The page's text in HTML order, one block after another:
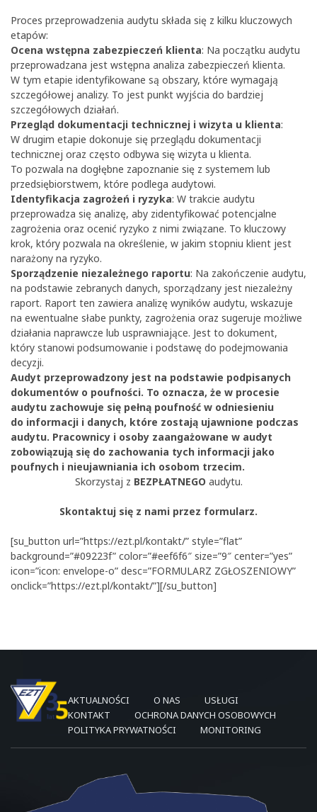
Proces przeprowadzenia audytu składa się z kilku kluczowych
etapów:
Ocena wstępna zabezpieczeń klienta: Na początku audytu
przeprowadzana jest wstępna analiza zabezpieczeń klienta.
W tym etapie identyfikowane są obszary, które wymagają
szczegółowej analizy. To jest punkt wyjścia do bardziej
szczegółowych działań.
Przegląd dokumentacji technicznej i wizyta u klienta:
W drugim etapie dokonuje się przeglądu dokumentacji
technicznej oraz często odbywa się wizyta u klienta.
To pozwala na dogłębne zapoznanie się z systemem lub
przedsiębiorstwem, które podlega audytowi.
Identyfikacja zagrożeń i ryzyka: W trakcie audytu
przeprowadza się analizę, aby zidentyfikować potencjalne
zagrożenia oraz ocenić ryzyko z nimi związane. To kluczowy
krok, który pozwala na określenie, w jakim stopniu klient jest
narażony na ryzyko.
Sporządzenie niezależnego raportu: Na zakończenie audytu,
na podstawie zebranych danych, sporządzany jest niezależny
raport. Raport ten zawiera analizę wyników audytu, wskazuje
na ewentualne słabe punkty, zagrożenia oraz sugeruje możliwe
działania naprawcze lub usprawniające. Jest to dokument,
który stanowi podsumowanie i podstawę do podejmowania
decyzji.
Audyt przeprowadzony jest na podstawie podpisanych
dokumentów o poufności. To oznacza, że w procesie
audytu zachowuje się pełną poufność w odniesieniu
do informacji i danych, które zostają ujawnione podczas
audytu. Pracownicy i osoby zaangażowane w audyt
zobowiązują się do zachowania tych informacji jako
poufnych i nieujawniania ich osobom trzecim.
Skorzystaj z BEZPŁATNEGO audytu.
Skontaktuj się z nami przez formularz.
[su_button url=”https://ezt.pl/kontakt/” style=”flat”
background=”#09223f” color=”#eef6f6″ size=”9″ center=”yes”
icon=”icon: envelope-o” desc=”FORMULARZ ZGŁOSZENIOWY”
onclick=”https://ezt.pl/kontakt/”][/su_button]
AKTUALNOŚCI O NAS
USŁUGI
KONTAKT
OCHRONA DANYCH OSOBOWYCH
POLITYKA PRYWATNOŚCI
MONITORING